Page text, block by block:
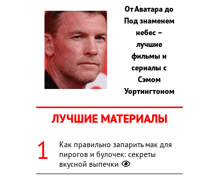
От Аватара до
Под знаменем
небес –
лучшие
фильмы и
сериалы с
Сэмом
Уортингтоном
ЛУЧШИЕ МАТЕРИАЛЫ
Как правильно запарить мак для
пирогов и булочек: секреты
вкусной выпечки